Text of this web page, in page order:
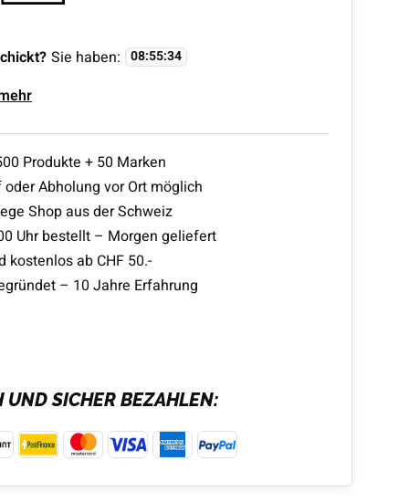
Sie haben: 08:55:33
Produkte + 50 Marken
oder Abholung vor Ort möglich
Shop aus der Schweiz
Uhr bestellt – Morgen geliefert
kostenlos ab CHF 50.-
– 10 Jahre Erfahrung
UND SICHER BEZAHLEN: